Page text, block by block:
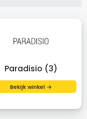
Paradisio (3)
Bekijk winkel →